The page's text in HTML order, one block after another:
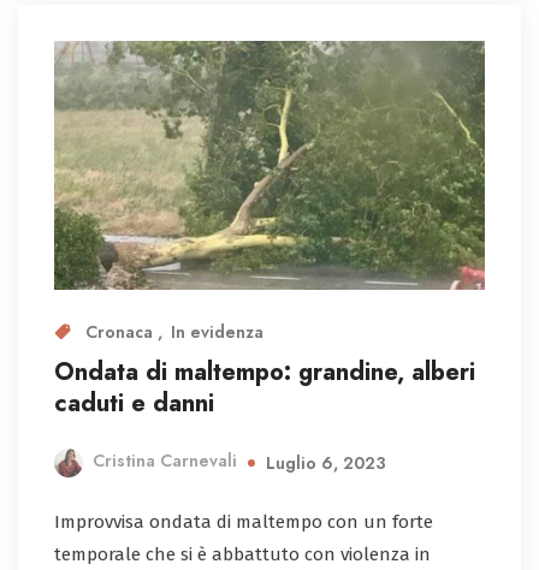
Cronaca In evidenza
Ondata di maltempo: grandine, alberi
caduti e danni
Cristina Carnevali Luglio 6, 2023
Improvvisa ondata di maltempo con un forte
temporale che si è abbattuto con violenza in